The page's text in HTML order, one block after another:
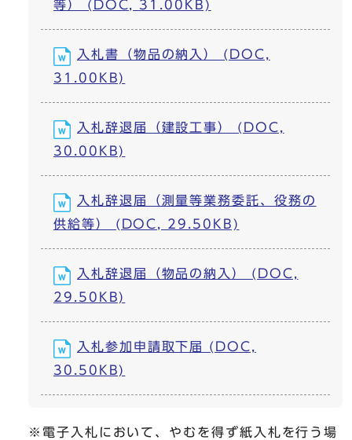
等） (DOC, 31.00KB)
入札書（物品の納入） (DOC,
31.00KB)
入札辞退届（建設工事） (DOC,
30.00KB)
入札辞退届（測量等業務委託、役務の
供給等） (DOC, 29.50KB)
入札辞退届（物品の納入） (DOC,
29.50KB)
入札参加申請取下届 (DOC,
30.50KB)
※電子入札において、やむを得ず紙入札を行う場